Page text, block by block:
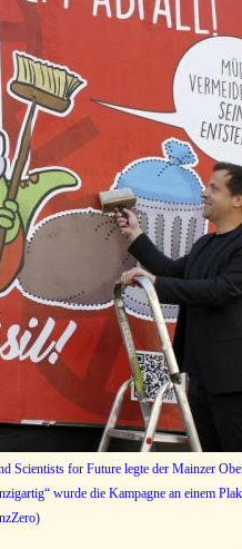
for Future legte der Mainzer
wurde die Kampagne an einem